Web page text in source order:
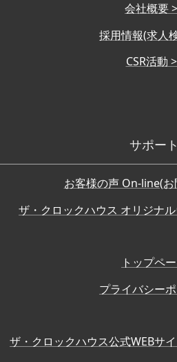
会社概要
採用情報(求人
CSR活動
サポート
お客様の声 On-line(
ザ・クロックハウス オリジナ
トップペ
プライバシー
ザ・クロックハウス公式WEBサ